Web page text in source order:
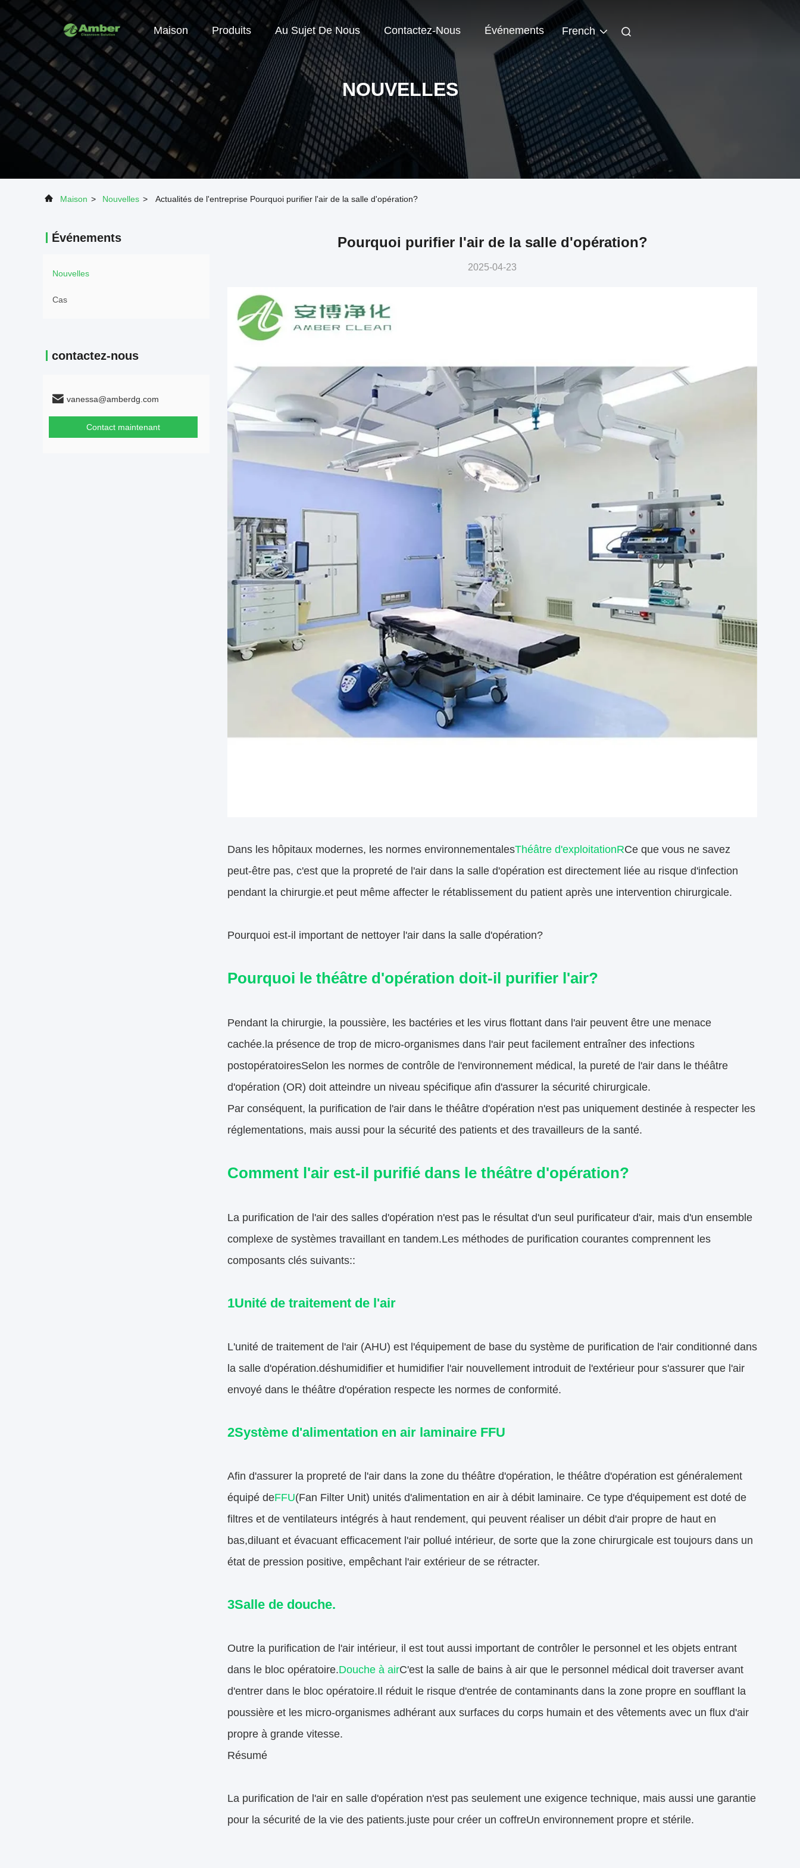
Maison Produits Au Sujet De Nous Contactez-Nous Événements French
NOUVELLES
Maison > Nouvelles > Actualités de l'entreprise Pourquoi purifier l'air de la salle d'opération?
Événements
Nouvelles
Cas
contactez-nous
vanessa@amberdg.com
Contact maintenant
Pourquoi purifier l'air de la salle d'opération?
2025-04-23
Dans les hôpitaux modernes, les normes environnementalesThéâtre d'exploitationRCe que vous ne savez
peut-être pas, c'est que la propreté de l'air dans la salle d'opération est directement liée au risque d'infection
pendant la chirurgie.et peut même affecter le rétablissement du patient après une intervention chirurgicale.
Pourquoi est-il important de nettoyer l'air dans la salle d'opération?
Pourquoi le théâtre d'opération doit-il purifier l'air?
Pendant la chirurgie, la poussière, les bactéries et les virus flottant dans l'air peuvent être une menace
cachée.la présence de trop de micro-organismes dans l'air peut facilement entraîner des infections
postopératoiresSelon les normes de contrôle de l'environnement médical, la pureté de l'air dans le théâtre
d'opération (OR) doit atteindre un niveau spécifique afin d'assurer la sécurité chirurgicale.
Par conséquent, la purification de l'air dans le théâtre d'opération n'est pas uniquement destinée à respecter les
réglementations, mais aussi pour la sécurité des patients et des travailleurs de la santé.
Comment l'air est-il purifié dans le théâtre d'opération?
La purification de l'air des salles d'opération n'est pas le résultat d'un seul purificateur d'air, mais d'un ensemble
complexe de systèmes travaillant en tandem.Les méthodes de purification courantes comprennent les
composants clés suivants::
1Unité de traitement de l'air
L'unité de traitement de l'air (AHU) est l'équipement de base du système de purification de l'air conditionné dans
la salle d'opération.déshumidifier et humidifier l'air nouvellement introduit de l'extérieur pour s'assurer que l'air
envoyé dans le théâtre d'opération respecte les normes de conformité.
2Système d'alimentation en air laminaire FFU
Afin d'assurer la propreté de l'air dans la zone du théâtre d'opération, le théâtre d'opération est généralement
équipé deFFU(Fan Filter Unit) unités d'alimentation en air à débit laminaire. Ce type d'équipement est doté de
filtres et de ventilateurs intégrés à haut rendement, qui peuvent réaliser un débit d'air propre de haut en
bas,diluant et évacuant efficacement l'air pollué intérieur, de sorte que la zone chirurgicale est toujours dans un
état de pression positive, empêchant l'air extérieur de se rétracter.
3Salle de douche.
Outre la purification de l'air intérieur, il est tout aussi important de contrôler le personnel et les objets entrant
dans le bloc opératoire.Douche à airC'est la salle de bains à air que le personnel médical doit traverser avant
d'entrer dans le bloc opératoire.Il réduit le risque d'entrée de contaminants dans la zone propre en soufflant la
poussière et les micro-organismes adhérant aux surfaces du corps humain et des vêtements avec un flux d'air
propre à grande vitesse.
Résumé
La purification de l'air en salle d'opération n'est pas seulement une exigence technique, mais aussi une garantie
pour la sécurité de la vie des patients.juste pour créer un coffreUn environnement propre et stérile.